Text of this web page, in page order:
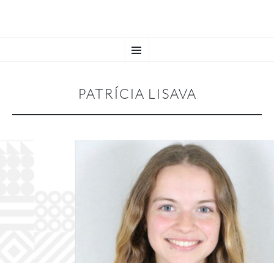
TO
PATRÍCIA LISAVA